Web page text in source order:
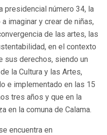
presidencial número 34, la
imaginar y crear de niñas,
de las artes, las
en el contexto
sus derechos, siendo un
la Cultura y las Artes,
e implementado en las 15
tres años y que en la
en la comuna de Calama.
encuentra en